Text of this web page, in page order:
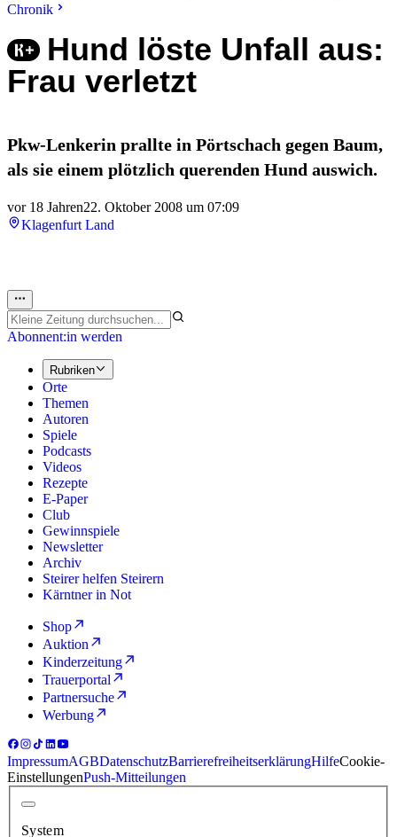
Chronik
Hund löste Unfall aus:
Frau verletzt
Pkw-Lenkerin prallte in Pörtschach gegen Baum,
als sie einem plötzlich querenden Hund auswich.
vor 18 Jahren22. Oktober 2008 um 07:09
Klagenfurt Land
Abonnent:in werden
Rubriken
Orte
Themen
Autoren
Spiele
Podcasts
Videos
Rezepte
E-Paper
Club
Gewinnspiele
Newsletter
Archiv
Steirer helfen Steirern
Kärntner in Not
Shop
Auktion
Kinderzeitung
Trauerportal
Partnersuche
Werbung
ImpressumAGBDatenschutzBarrierefreiheitserklärungHilfeCookie-
EinstellungenPush-Mitteilungen
System